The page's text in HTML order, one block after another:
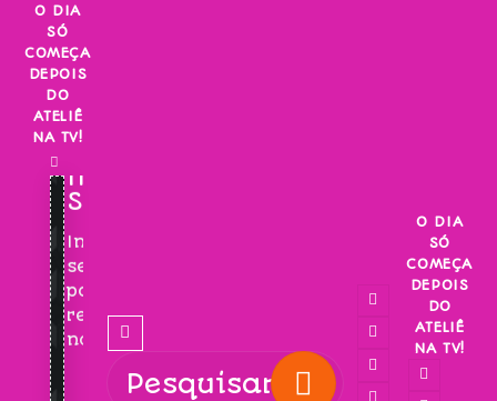
Skip
content
O DIA
SÓ
COMEÇA
DEPOIS
DO
ATELIÊ
NA TV!
INSCREVA-
SE!
Inscreva-
se
para
receber
novidades!
O DIA
SÓ
COMEÇA
DEPOIS
DO
ATELIÊ
NA TV!